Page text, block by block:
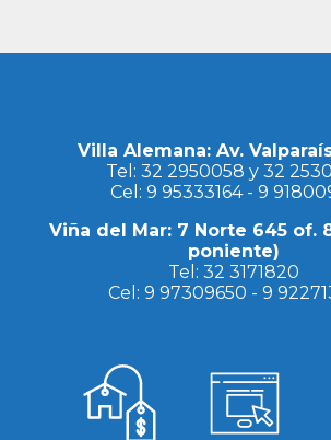
Villa Alemana: Av.
Tel: 32 2950058 y 32
Cel: 9 95333164- 9
Viña del Mar: 7 Norte 645 of.
poniente)
Tel:32 3171820
Cel:9 97309650 -9